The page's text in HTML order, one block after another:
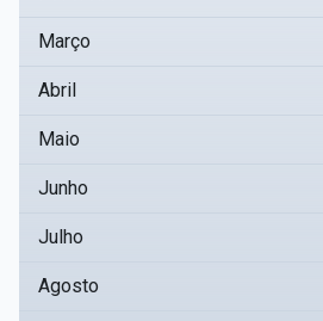
Março
Abril
Maio
Junho
Julho
Agosto